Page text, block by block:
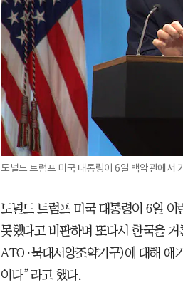
도널드 트럼프 미국 대통령이 6일 백악관에서
도널드 트럼프 미국 대통령이 6일
못했다고 비판하며 또다시 한국을
ATO·북대서양조약기구)에 대해 얘
이다”라고 했다.